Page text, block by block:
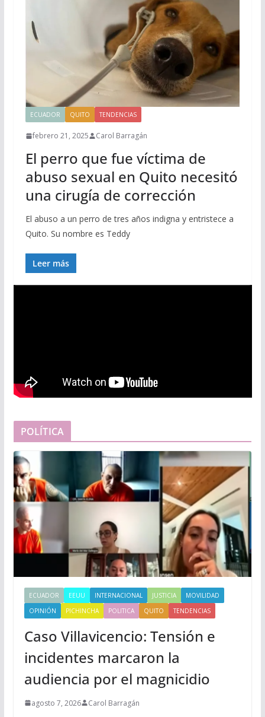
ECUADOR QUITO TENDENCIAS
febrero 21, 2025 Carol Barragán
El perro que fue víctima de
abuso sexual en Quito necesitó
una cirugía de corrección
El abuso a un perro de tres años indigna y entristece a
Quito. Su nombre es Teddy
Leer más
POLÍTICA
ECUADOR EEUU INTERNACIONAL JUSTICIA
MOVILIDAD
OPINIÓN
PICHINCHA POLITICA QUITO TENDENCIAS
Caso Villavicencio: Tensión e
incidentes marcaron la
audiencia por el magnicidio
agosto 7, 2026 Carol Barragán